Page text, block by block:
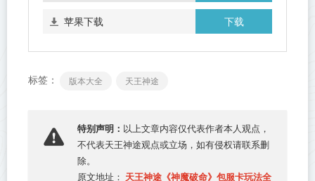
下载
苹果下载
标签： 版本大全 天王神途
特别声明： 以上文章内容仅代表作者本人观点，
不代表天王神途观点或立场，如有侵权请联系删
除。
原文地址： 天王神途《神魔破命》包服卡玩法全